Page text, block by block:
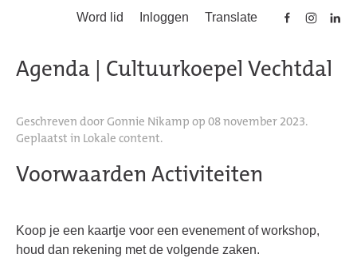
Word lid Inloggen Translate
Agenda | Cultuurkoepel Vechtdal
Geschreven door Gonnie Nikamp op 08 november 2023.
Geplaatst in Lokale content.
Voorwaarden Activiteiten
Koop je een kaartje voor een evenement of workshop,
houd dan rekening met de volgende zaken.